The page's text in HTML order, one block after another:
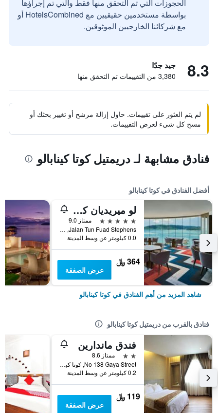
الحجوزات التي تم التحقق منها فقط والتي تم إجراؤها
بواسطة مستخدمين حقيقيين مع HotelsCombined أو
مع شركائنا الخارجيين الموثوقين.
8.3 جيد جدًا
3,380 من التقييمات تم التحقق منها
لم يتم العثور على تقييمات. حاول إزالة مرشح أو تغيير بحثك أو
مسح كل شيء لعرض التقييمات.
فنادق مشابهة لـ دريمتيل كوتا كينابالو
أفضل الفنادق في كوتا كينابالو
لو ميريديان كوتا كينابالو
5 نجوم
ممتاز 9.0
Jalan Tun Fuad Stephens, كوتا كينابالو, ماليزيا
0.0 كيلومتر عن وسط المدينة
364 ﷼
عرض الصفقة
شاهد المزيد من أهم الفنادق في كوتا كينابالو
فنادق بالقرب من دريمتيل كوتا كينابالو
فندق ماندارين
2 نجمتين
ممتاز 8.6
No 138 Gaya Street, كوتا كينابالو, ماليزيا
0.2 كيلومتر عن وسط المدينة
119 ﷼
عرض الصفقة